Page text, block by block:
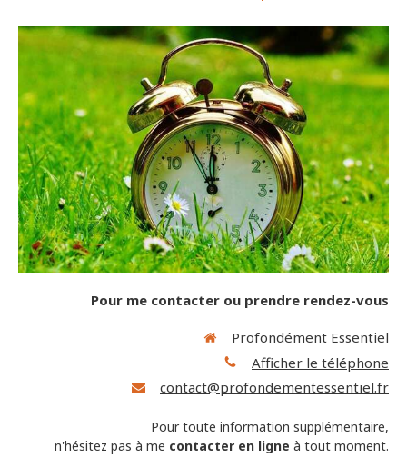
Pour me contacter ou prendre rendez-vous
Profondément Essentiel
Afficher le téléphone
contact@profondementessentiel.fr
Pour toute information supplémentaire,
n'hésitez pas à me contacter en ligne à tout moment.